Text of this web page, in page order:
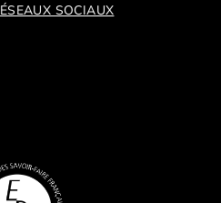
ÉSEAUX SOCIAUX